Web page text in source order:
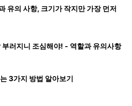
유의 사항, 크기가 작지만 가장 먼저
부러지니 조심해야! - 역할과 유의사항
3가지 방법 알아보기